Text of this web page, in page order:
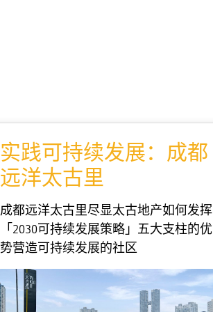
实践可持续发展：成都
远洋太古里
成都远洋太古里尽显太古地产如何发挥
「2030可持续发展策略」五大支柱的优
势营造可持续发展的社区
浏览更多